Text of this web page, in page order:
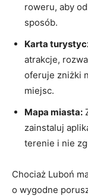
roweru, aby
sposób.
Karta
atrakcje,
oferuje zniżki
miejsc.
Mapa miasta:
zainstaluj
terenie i nie
Chociaż Luboń
o wygodne